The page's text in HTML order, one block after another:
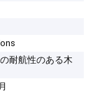
耐航性のある木